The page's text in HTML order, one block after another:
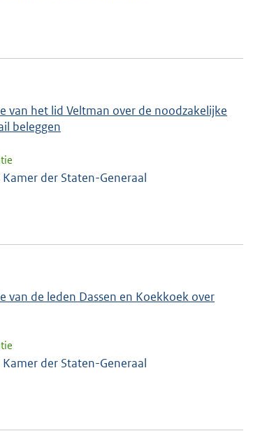
van het lid Veltman over de noodzakelijke
beleggen
Kamer der Staten-Generaal
de leden Dassen en Koekkoek over
Kamer der Staten-Generaal